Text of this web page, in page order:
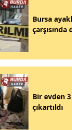
Bursa
çarşısında
Bir evden
çıkartıldı